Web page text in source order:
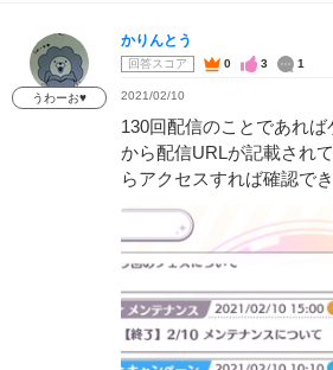
うわーお♥
かりんとう
回答スコア 0 3 1
2021/02/10
130回配信のことであれ
から配信URLが記載され
らアクセスすれば確認で